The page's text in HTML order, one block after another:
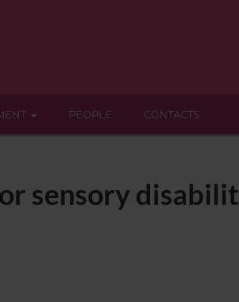
PEOPLE CONTACTS
sensory